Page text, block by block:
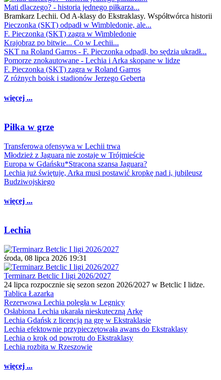
Mati dlaczego? - historia jednego piłkarza...
Bramkarz Lechii. Od A-klasy do Ekstraklasy. Współtwórca historii
Pieczonka (SKT) odpadł w Wimbledonie, ale...
F. Pieczonka (SKT) zagra w Wimbledonie
Krajobraz po bitwie... Co w Lechii...
SKT na Roland Garros - F. Pieczonka odpadł, bo sędzia ukradł...
Pomorze znokautowane - Lechia i Arka skopane w lidze
F. Pieczonka (SKT) zagra w Roland Garros
Z różnych boisk i stadionów Jerzego Geberta
więcej ...
Piłka w grze
Transferowa ofensywa w Lechii trwa
Młodzież z Jaguara nie zostaje w Trójmieście
Europa w Gdańsku*Stracona szansa Jaguara?
Lechia już świętuje, Arka musi postawić kropkę nad i, jubileusz
Budziwojskiego
więcej ...
Lechia
środa, 08 lipca 2026 19:31
Terminarz Betclic I ligi 2026/2027
24 lipca rozpocznie się sezon sezon 2026/2027 w Betclic I lidze.
Tablica Łazarka
Rezerwowa Lechia poległa w Legnicy
Osłabiona Lechia ukarała nieskuteczną Arkę
Lechia Gdańsk z licencją na grę w Ekstraklasie
Lechia efektownie przypieczętowała awans do Ekstraklasy
Lechia o krok od powrotu do Ekstraklasy
Lechia rozbita w Rzeszowie
więcej ...